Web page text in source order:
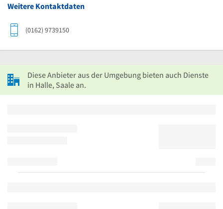
Weitere Kontaktdaten
(0162) 9739150
Diese Anbieter aus der Umgebung bieten auch Dienste
in Halle, Saale an.